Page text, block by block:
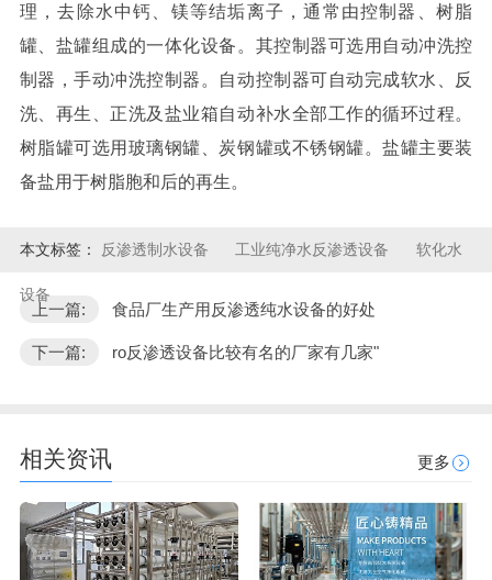
理，去除水中钙、镁等结垢离子，通常由控制器、树脂
罐、盐罐组成的一体化设备。其控制器可选用自动冲洗控
制器，手动冲洗控制器。自动控制器可自动完成软水、反
洗、再生、正洗及盐业箱自动补水全部工作的循环过程。
树脂罐可选用玻璃钢罐、炭钢罐或不锈钢罐。盐罐主要装
备盐用于树脂胞和后的再生。
本文标签： 反渗透制水设备 工业纯净水反渗透设备 软化水
设备
上一篇: 食品厂生产用反渗透纯水设备的好处
下一篇: ro反渗透设备比较有名的厂家有几家​"
相关资讯 更多